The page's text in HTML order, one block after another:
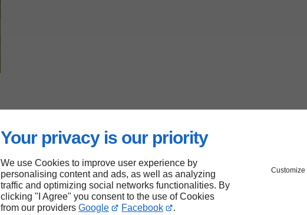
Your privacy is our priority
We use Cookies to improve user experience by
personalising content and ads, as well as analyzing
traffic and optimizing social networks functionalities. By
clicking "I Agree" you consent to the use of Cookies
from our providers Google Facebook .
Customize